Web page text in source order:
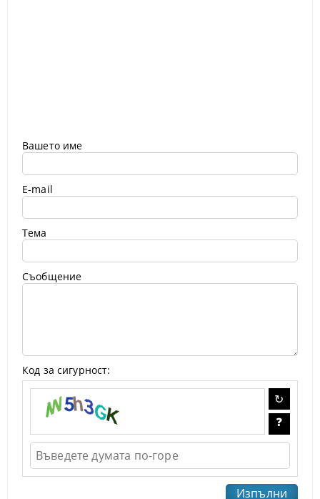
Вашето име
E-mail
Тема
Съобщение
Код за сигурност: